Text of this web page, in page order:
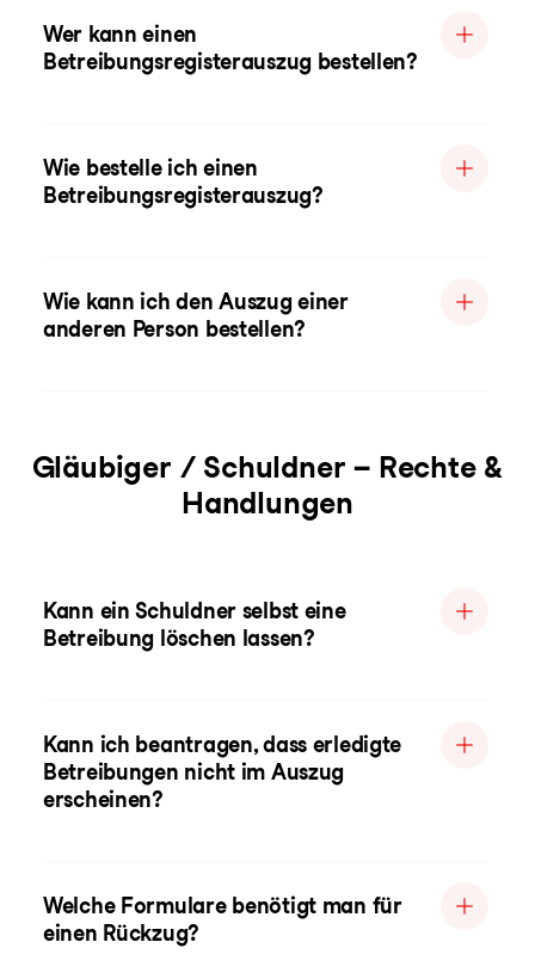
Wer kann einen
Betreibungsregisterauszug bestellen?
Wie bestelle ich einen
Betreibungsregisterauszug?
Wie kann ich den Auszug einer
anderen Person bestellen?
Gläubiger / Schuldner – Rechte &
Handlungen
Kann ein Schuldner selbst eine
Betreibung löschen lassen?
Kann ich beantragen, dass erledigte
Betreibungen nicht im Auszug
erscheinen?
Welche Formulare benötigt man für
einen Rückzug?